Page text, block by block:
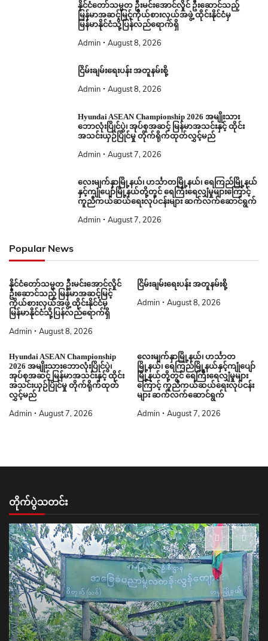
နိုင်ငံတော်သမ္မတ ဦးမင်းအောင်လှိုင် ဦးဆောင်သည့်
မြန်မာအဆင့်မြင့်ကိုယ်စားလှယ်အဖွဲ့ ထိုင်းနိုင်ငံမှ
မြန်မာနိုင်ငံသို့ပြန်လည်ရောက်ရှိ
Admin August 8, 2026
ငြိမ်းချမ်းရေးပန်း အတူနမ်းစို့
Admin August 8, 2026
Hyundai ASEAN Championship 2026 အမျိုးသား
ဘောလုံးပြိုင်ပွဲ၊ အုပ်စုအဆင့် မြန်မာအသင်းနှင့် ထိုင်း
အသင်းယှဉ်ပြိုင်မှု တိုက်ရိုက်ထုတ်လွှင့်မည်
Admin August 7, 2026
လေးမျက်နှာမြို့နယ်၊ ဟင်္သာတမြို့နယ်၊ ရေကြည်မြို့နယ်
နှင့်ကျုံပျော်မြို့နယ်တို့တွင် ရေကြီးရေလျှံမှုများကြောင့်
ကူညီကယ်ဆယ်ရေးလုပ်ငန်းများ ဆက်လက်ဆောင်ရွက်
Admin August 7, 2026
Popular News
နိုင်ငံတော်သမ္မတ ဦးမင်းအောင်လှိုင်
ဦးဆောင်သည့် မြန်မာအဆင့်မြင့်
ကိုယ်စားလှယ်အဖွဲ့ ထိုင်းနိုင်ငံမှ
မြန်မာနိုင်ငံသို့ပြန်လည်ရောက်ရှိ
Admin August 8, 2026
ငြိမ်းချမ်းရေးပန်း အတူနမ်းစို့
Admin August 8, 2026
Hyundai ASEAN Championship
2026 အမျိုးသားဘောလုံးပြိုင်ပွဲ၊
အုပ်စုအဆင့် မြန်မာအသင်းနှင့် ထိုင်း
အသင်းယှဉ်ပြိုင်မှု တိုက်ရိုက်ထုတ်
လွှင့်မည်
Admin August 7, 2026
လေးမျက်နှာမြို့နယ်၊ ဟင်္သာတ
မြို့နယ်၊ ရေကြည်မြို့နယ်နှင့်ကျုံပျော်
မြို့နယ်တို့တွင် ရေကြီးရေလျှံမှုများ
ကြောင့် ကူညီကယ်ဆယ်ရေးလုပ်ငန်း
များ ဆက်လက်ဆောင်ရွက်
Admin August 7, 2026
တိုက်ပွဲသတင်း